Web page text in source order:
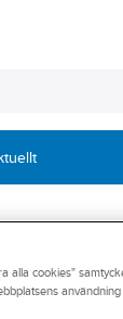
alla cookies"